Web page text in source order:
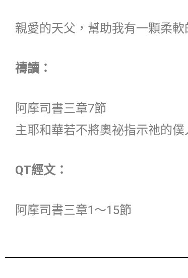
親愛的天父，幫助我有一顆柔
禱讀：
阿摩司書三章7節
主耶和華若不將奧祕指示祂的
QT經文：
阿摩司書三章1～15節